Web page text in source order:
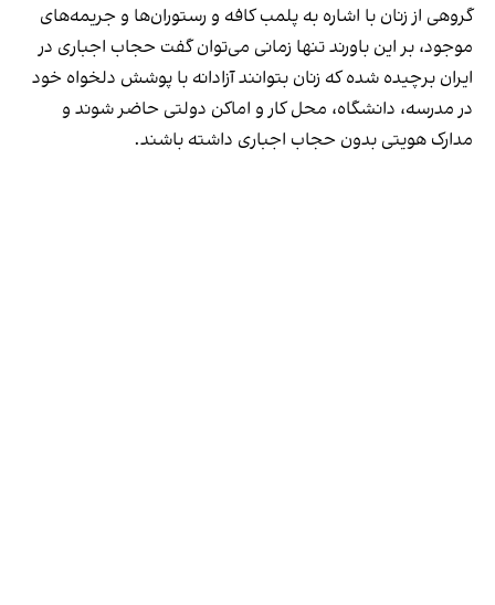
گروهی از زنان با اشاره به پلمب کافه و رستوران‌ها و جریمه‌های
موجود، بر این باورند تنها زمانی می‌توان گفت حجاب اجباری در
ایران برچیده شده که زنان بتوانند آزادانه با پوشش دلخواه خود
در مدرسه، دانشگاه، محل کار و اماکن دولتی حاضر شوند و
مدارک هویتی بدون حجاب اجباری داشته باشند.